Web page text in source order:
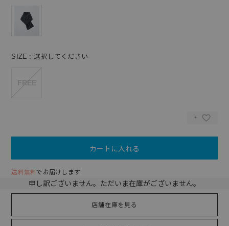
SIZE 選択してください
FREE
カートに入れる
送料無料でお届けします
申し訳ございません。ただいま在庫がございません。
店舗在庫を見る